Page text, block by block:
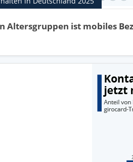
Altersgruppen ist mobiles